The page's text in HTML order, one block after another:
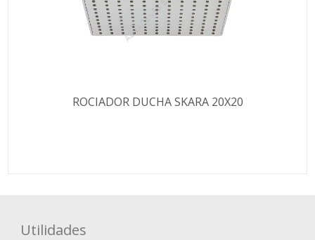
ROCIADOR DUCHA SKARA 20X20
Utilidades